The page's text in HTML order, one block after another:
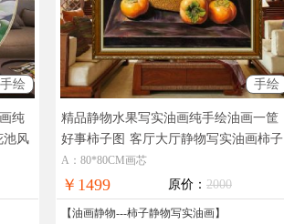
手绘
纯
池风
手绘
精品静物水果写实油画纯手绘油画一筐
好事柿子图 客厅大厅静物写实油画柿子
图一筐好事
A：80*80CM画芯
￥1499 原价： 2000
【油画静物---柿子静物写实油画】